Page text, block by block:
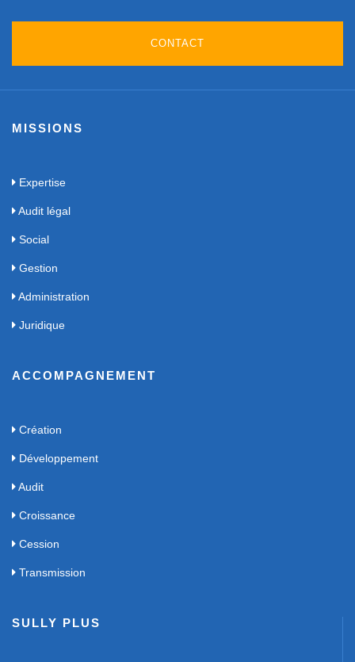
CONTACT
MISSIONS
Expertise
Audit légal
Social
Gestion
Administration
Juridique
ACCOMPAGNEMENT
Création
Développement
Audit
Croissance
Cession
Transmission
SULLY PLUS